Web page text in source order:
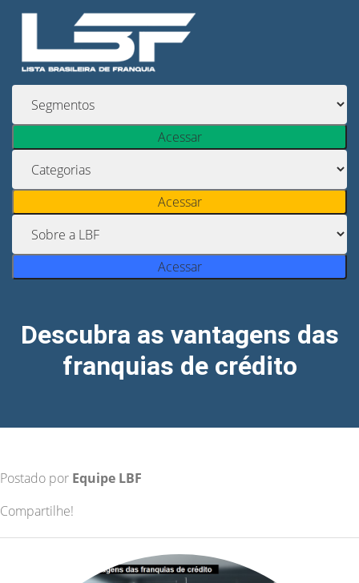
Acessar
Acessar
Acessar
Descubra as vantagens das
franquias de crédito
Postado por Equipe LBF
Compartilhe!